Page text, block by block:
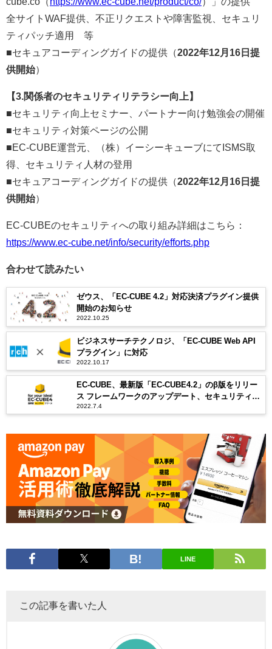
全サイトWAF提供、不正リクエストや障害監視、セキュリ
ティパッチ適用 等
■セキュアコーディングガイドの提供（2022年12月16日提
供開始）
【3.関係者のセキュリティリテラシー向上】
■セキュリティ向上セミナー、パートナー向け勉強会の開催
■セキュリティ対策ページの公開
■EC-CUBE運営元、（株）イーシーキューブにてISMS取
得、セキュリティ人材の登用
■セキュアコーディングガイドの提供（2022年12月16日提
供開始）
EC-CUBEのセキュリティへの取り組み詳細はこちら：
https://www.ec-cube.net/info/security/efforts.php
合わせて読みたい
ゼウス、「EC-CUBE 4.2」対応決済プラグイン提供
開始のお知らせ
2022.10.25
ビジネスサーチテクノロジ、「EC-CUBE Web API
プラグイン」に対応
2022.10.17
EC-CUBE、最新版「EC-CUBE4.2」のβ版をリリー
ス フレームワークのアップデート、セキュリティ強
化、インボイス等制度・法対応機能を複数追加
2022.7.4
LINE
この記事を書いた人